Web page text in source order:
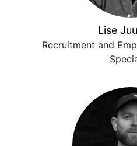
Lise
Recruitment and